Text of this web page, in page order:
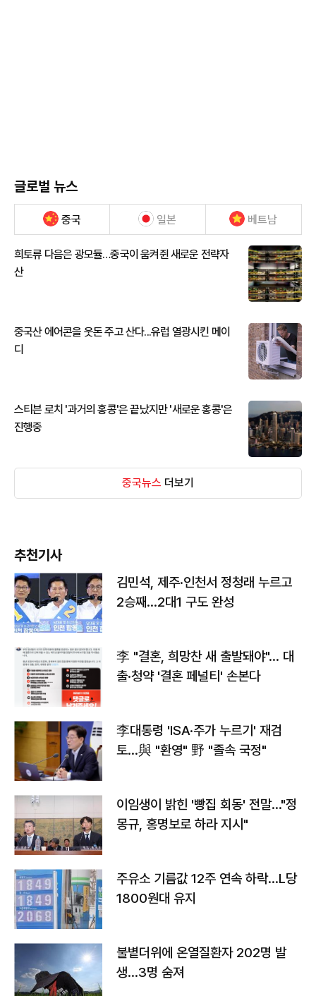
글로벌 뉴스
중국 일본 베트남
희토류 다음은 광모듈…중국이 움켜쥔 새로운 전략자
산
중국산 에어콘을 웃돈 주고 산다...유럽 열광시킨 메이
디
스티븐 로치 '과거의 홍콩'은 끝났지만 '새로운 홍콩'은
진행중
중국뉴스 더보기
추천기사
김민석, 제주·인천서 정청래 누르고
2승째…2대1 구도 완성
李 "결혼, 희망찬 새 출발돼야"… 대
출·청약 '결혼 페널티' 손본다
李대통령 'ISA·주가 누르기' 재검
토…與 "환영" 野 "졸속 국정"
이임생이 밝힌 '빵집 회동' 전말…"정
몽규, 홍명보로 하라 지시"
주유소 기름값 12주 연속 하락…L당
1800원대 유지
불볕더위에 온열질환자 202명 발
생…3명 숨져